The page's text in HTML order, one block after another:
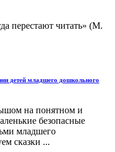
перестают читать» (М.
детей младшего дошкольного
на понятном и
безопасные
младшего
сказки ...